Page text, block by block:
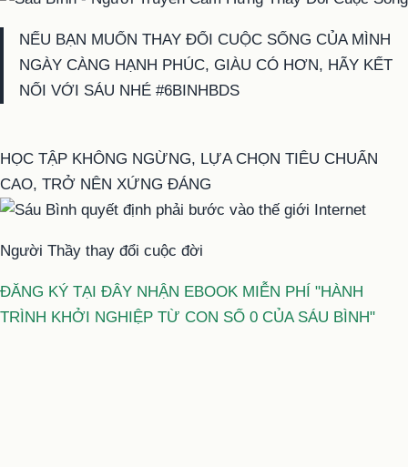
NẾU BẠN MUỐN THAY ĐỔI CUỘC SỐNG CỦA MÌNH
NGÀY CÀNG HẠNH PHÚC, GIÀU CÓ HƠN, HÃY KẾT
NỐI VỚI SÁU NHÉ #6BINHBDS
HỌC TẬP KHÔNG NGỪNG, LỰA CHỌN TIÊU CHUẨN
CAO, TRỞ NÊN XỨNG ĐÁNG
Người Thầy thay đổi cuộc đời
ĐĂNG KÝ TẠI ĐÂY NHẬN EBOOK MIỄN PHÍ "HÀNH
TRÌNH KHỞI NGHIỆP TỪ CON SỐ 0 CỦA SÁU BÌNH"